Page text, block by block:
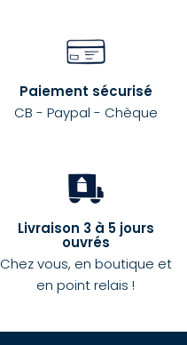
Paiement sécurisé
CB - Paypal - Chèque
Livraison 3 à 5 jours
ouvrés
Chez vous, en boutique et
en point relais !